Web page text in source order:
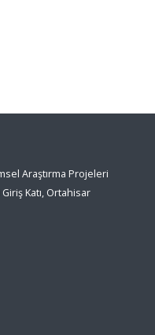
Araştırma Projeleri
Katı, Ortahisar